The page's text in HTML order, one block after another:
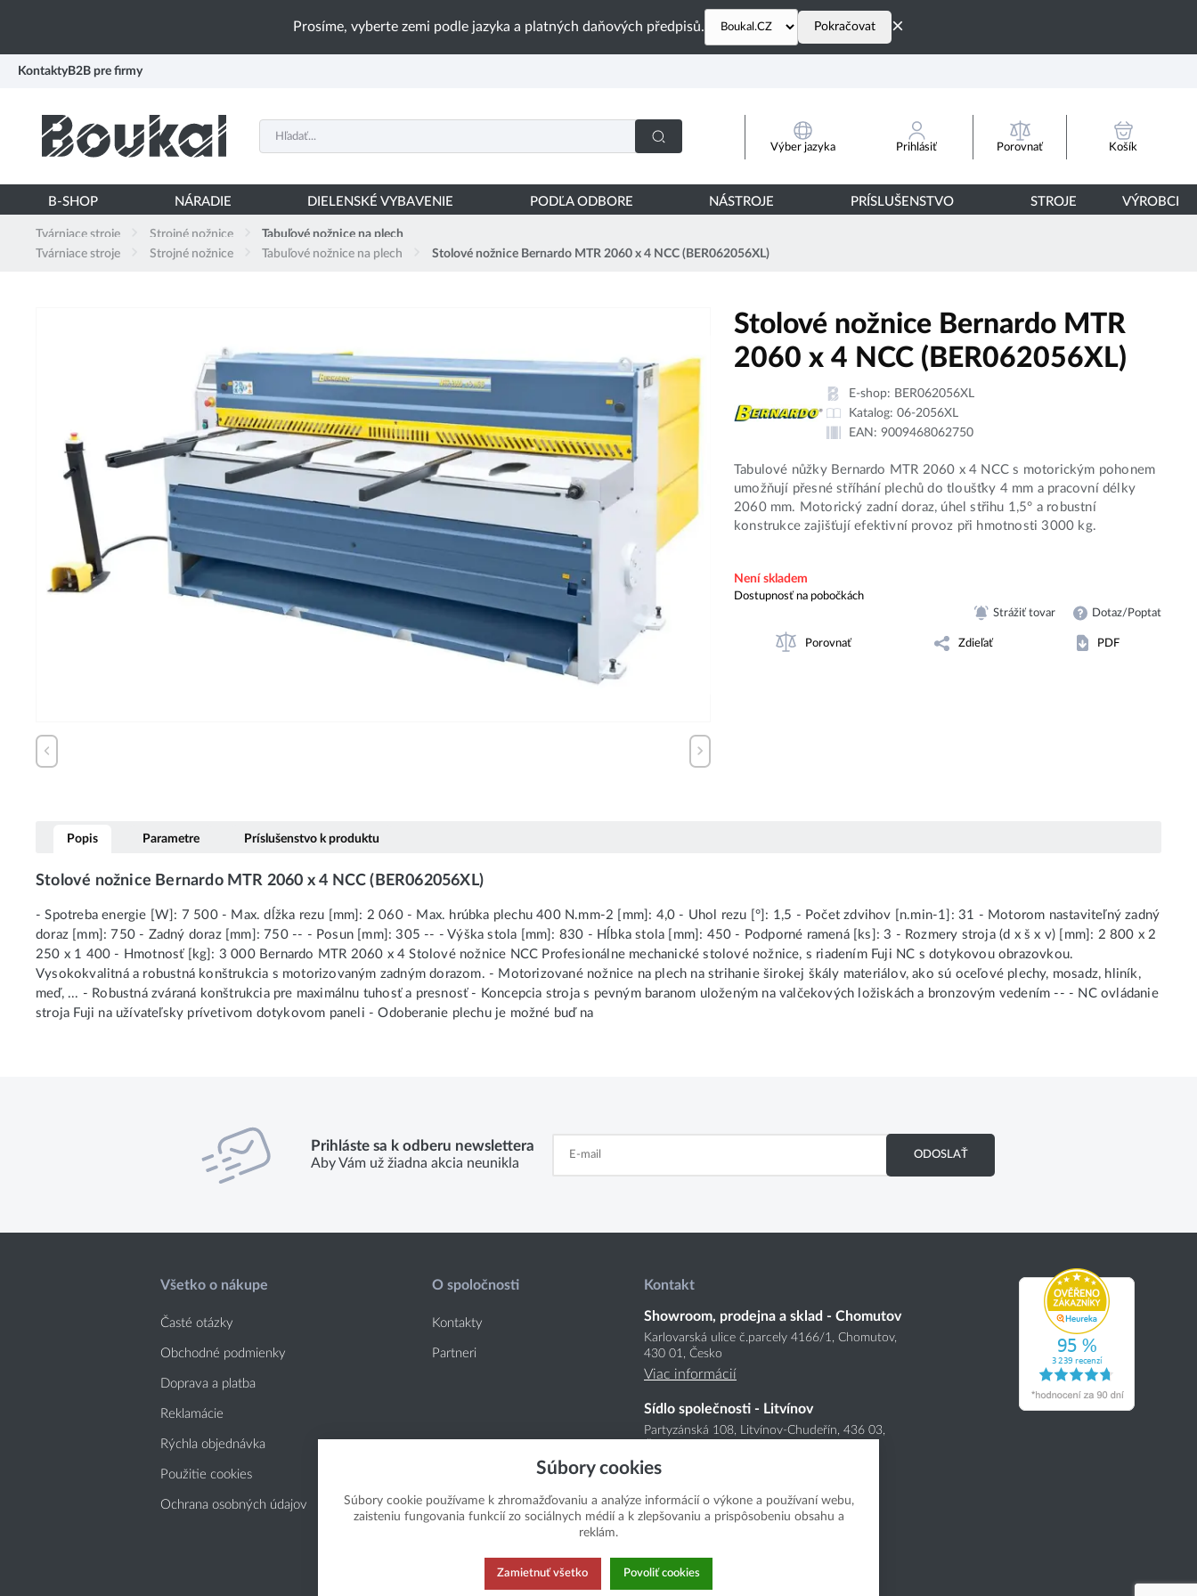
Prosíme, vyberte zemi podle jazyka a platných daňových předpisů. Pokračovat ×
Kontakty B2B pre firmy
Výber jazyka Prihlásiť Porovnať Košík
B-SHOP NÁRADIE DIELENSKÉ VYBAVENIE PODĽA ODBORE NÁSTROJE PRÍSLUŠENSTVO STROJE VÝROBCI
Tvárniace stroje Strojné nožnice
Tabuľové nožnice na plech
Tvárniace stroje
Strojné nožnice Tabuľové nožnice na plech Stolové nožnice Bernardo MTR 2060 x 4 NCC (BER062056XL)
Stolové nožnice Bernardo MTR
2060 x 4 NCC (BER062056XL)
E-shop: BER062056XL
Katalog: 06-2056XL
EAN: 9009468062750
Tabulové nůžky Bernardo MTR 2060 x 4 NCC s motorickým pohonem
umožňují přesné stříhání plechů do tloušťky 4 mm a pracovní délky
2060 mm. Motorický zadní doraz, úhel střihu 1,5° a robustní
konstrukce zajišťují efektivní provoz při hmotnosti 3000 kg.
Není skladem
Dostupnosť na pobočkách
Strážiť tovar Dotaz/Poptat
Porovnať Zdieľať PDF
Popis Parametre Príslušenstvo k produktu
Stolové nožnice Bernardo MTR 2060 x 4 NCC (BER062056XL)
- Spotreba energie [W]: 7 500 - Max. dĺžka rezu [mm]: 2 060 - Max. hrúbka plechu 400 N.mm-2 [mm]: 4,0 - Uhol rezu [°]: 1,5 - Počet zdvihov [n.min-1]: 31 - Motorom nastaviteľný zadný
doraz [mm]: 750 - Zadný doraz [mm]: 750 -- - Posun [mm]: 305 -- - Výška stola [mm]: 830 - Hĺbka stola [mm]: 450 - Podporné ramená [ks]: 3 - Rozmery stroja (d x š x v) [mm]: 2 800 x 2
250 x 1 400 - Hmotnosť [kg]: 3 000 Bernardo MTR 2060 x 4 Stolové nožnice NCC Profesionálne mechanické stolové nožnice, s riadením Fuji NC s dotykovou obrazovkou.
Vysokokvalitná a robustná konštrukcia s motorizovaným zadným dorazom. - Motorizované nožnice na plech na strihanie širokej škály materiálov, ako sú oceľové plechy, mosadz, hliník,
meď, ... - Robustná zváraná konštrukcia pre maximálnu tuhosť a presnosť - Koncepcia stroja s pevným baranom uloženým na valčekových ložiskách a bronzovým vedením -- - NC ovládanie
stroja Fuji na užívateľsky prívetivom dotykovom paneli - Odoberanie plechu je možné buď na
Prihláste sa k odberu newslettera
Aby Vám už žiadna akcia neunikla
ODOSLAŤ
Všetko o nákupe
Časté otázky
Obchodné podmienky
Doprava a platba
Reklamácie
Rýchla objednávka
Použitie cookies
Ochrana osobných údajov
O spoločnosti
Kontakty
Partneri
Kontakt
Showroom, prodejna a sklad - Chomutov
Karlovarská ulice č.parcely 4166/1, Chomutov,
430 01, Česko
Viac informácií
Sídlo společnosti - Litvínov
Partyzánská 108, Litvínov-Chudeřín, 436 03,
Viac informácií
Súbory cookies
Súbory cookie používame k zhromažďovaniu a analýze informácií o výkone a používaní webu,
zaisteniu fungovania funkcií zo sociálnych médií a k zlepšovaniu a prispôsobeniu obsahu a
reklám.
Zamietnuť všetko Povoliť cookies